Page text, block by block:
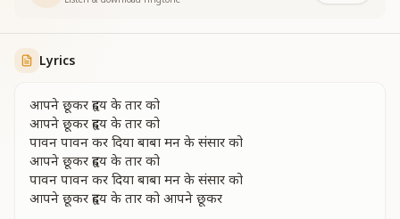
Lyrics
आपने छूकर हृदय के तार को
आपने छूकर हृदय के तार को
पावन पावन कर दिया बाबा मन के संसार को
आपने छूकर हृदय के तार को
पावन पावन कर दिया बाबा मन के संसार को
आपने छूकर हृदय के तार को आपने छूकर